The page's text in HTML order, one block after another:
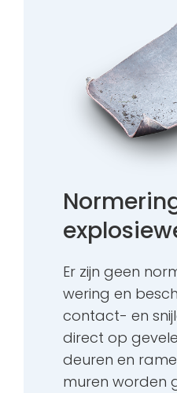
Er zijn geen
wering en
contact- en
direct op
deuren en
muren worden